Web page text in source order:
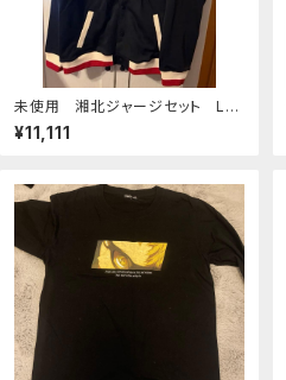
未使用 湘北ジャージセット Lサ
イズ slam dunk
¥11,111